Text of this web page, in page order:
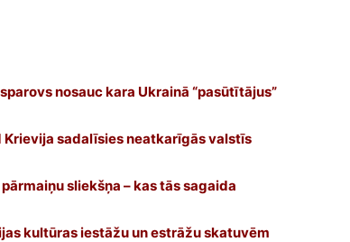
nosauc kara Ukrainā “pasūtītājus”
Krievija sadalīsies neatkarīgās valstīs
sliekšņa – kas tās sagaida
kultūras iestāžu un estrāžu skatuvēm